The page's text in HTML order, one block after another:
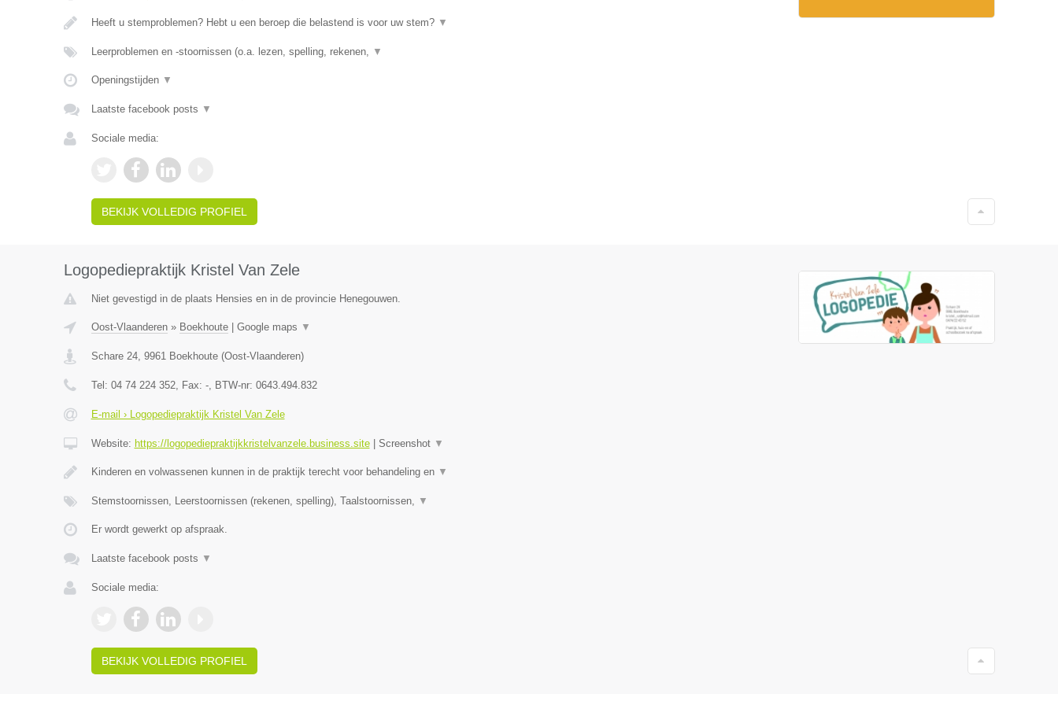
Heeft u stemproblemen? Hebt u een beroep die belastend is voor uw stem? ▼
Leerproblemen en -stoornissen (o.a. lezen, spelling, rekenen, ▼
Openingstijden ▼
Laatste facebook posts ▼
Sociale media:
BEKIJK VOLLEDIG PROFIEL
Logopediepraktijk Kristel Van Zele
Niet gevestigd in de plaats Hensies en in de provincie Henegouwen.
Oost-Vlaanderen» Boekhoute| Google maps ▼
Schare 24, 9961 Boekhoute(Oost-Vlaanderen)
Tel: 04 74 224 352, Fax: -, BTW-nr: 0643.494.832
E-mail › Logopediepraktijk Kristel Van Zele
Website: https://logopediepraktijkkristelvanzele.business.site| Screenshot ▼
Kinderen en volwassenen kunnen in de praktijk terecht voor behandeling en ▼
Stemstoornissen, Leerstoornissen (rekenen, spelling), Taalstoornissen, ▼
Er wordt gewerkt op afspraak.
Laatste facebook posts ▼
Sociale media:
BEKIJK VOLLEDIG PROFIEL